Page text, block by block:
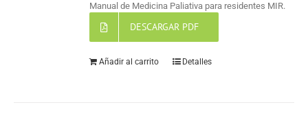
Manual de Medicina Paliativa para residentes MIR.
DESCARGAR PDF
Añadir al carrito Detalles